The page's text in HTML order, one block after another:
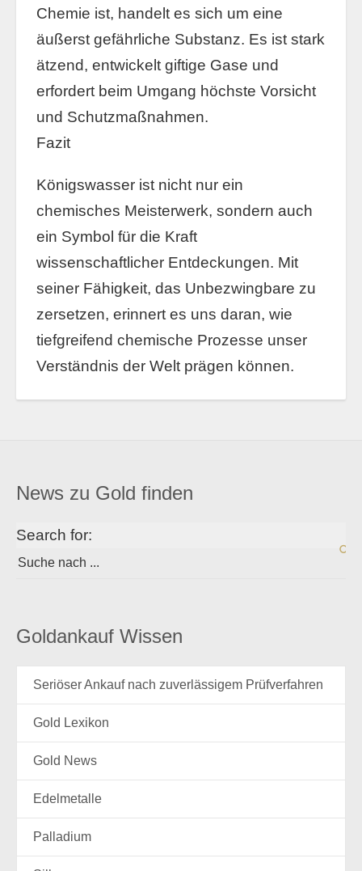
Chemie ist, handelt es sich um eine
äußerst gefährliche Substanz. Es ist stark
ätzend, entwickelt giftige Gase und
erfordert beim Umgang höchste Vorsicht
und Schutzmaßnahmen.
Fazit
Königswasser ist nicht nur ein
chemisches Meisterwerk, sondern auch
ein Symbol für die Kraft
wissenschaftlicher Entdeckungen. Mit
seiner Fähigkeit, das Unbezwingbare zu
zersetzen, erinnert es uns daran, wie
tiefgreifend chemische Prozesse unser
Verständnis der Welt prägen können.
News zu Gold finden
Search for:
Goldankauf Wissen
Seriöser Ankauf nach zuverlässigem Prüfverfahren
Gold Lexikon
Gold News
Edelmetalle
Palladium